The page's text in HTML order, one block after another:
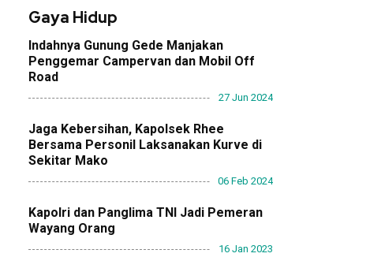
Gaya Hidup
Indahnya Gunung Gede Manjakan
Penggemar Campervan dan Mobil Off
Road
27 Jun 2024
Jaga Kebersihan, Kapolsek Rhee
Bersama Personil Laksanakan Kurve di
Sekitar Mako
06 Feb 2024
Kapolri dan Panglima TNI Jadi Pemeran
Wayang Orang
16 Jan 2023